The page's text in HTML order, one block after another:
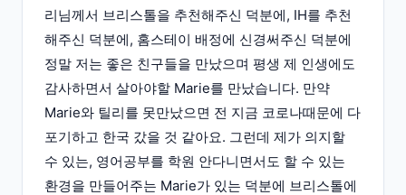
리님께서 브리스톨을 추천해주신 덕분에, IH를 추천
해주신 덕분에, 홈스테이 배정에 신경써주신 덕분에
정말 저는 좋은 친구들을 만났으며 평생 제 인생에도
감사하면서 살아야할 Marie를 만났습니다. 만약
Marie와 틸리를 못만났으면 전 지금 코로나때문에 다
포기하고 한국 갔을 것 같아요. 그런데 제가 의지할
수 있는, 영어공부를 학원 안다니면서도 할 수 있는
환경을 만들어주는 Marie가 있는 덕분에 브리스톨에